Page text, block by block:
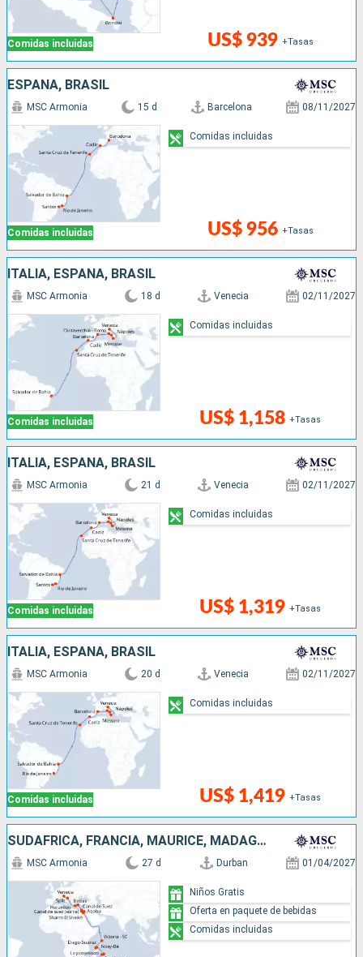
Comidas incluidas US$ 939 +Tasas
ESPAÑA, BRASIL
Comidas incluidas
MSC Armonia 15 d Barcelona 08/11/2027
US$ 956 +Tasas
Comidas incluidas
ITALIA, ESPAÑA, BRASIL
Comidas incluidas
MSC Armonia 18 d Venecia 02/11/2027
US$ 1,158 +Tasas
Comidas incluidas
ITALIA, ESPAÑA, BRASIL
Comidas incluidas
MSC Armonia 21 d Venecia 02/11/2027
US$ 1,319 +Tasas
Comidas incluidas
ITALIA, ESPAÑA, BRASIL
Comidas incluidas
MSC Armonia 20 d Venecia 02/11/2027
US$ 1,419 +Tasas
Comidas incluidas
SUDAFRICA, FRANCIA, MAURICE, MADAGASCAR, SEYCHELLES, JORDANIA, EGIPTO, GRECIA, CROACIA, ITALIA
MSC Armonia 27 d Durban 01/04/2027
Niños Gratis
Oferta en paquete de bebidas
Comidas incluidas